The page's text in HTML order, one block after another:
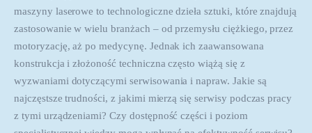
maszyny laserowe to technologiczne dzieła sztuki, które znajdują
zastosowanie w wielu branżach – od przemysłu ciężkiego, przez
motoryzację, aż po medycynę. Jednak ich zaawansowana
konstrukcja i złożoność techniczna często wiążą się z
wyzwaniami dotyczącymi serwisowania i napraw. Jakie są
najczęstsze trudności, z jakimi mierzą się serwisy podczas pracy
z tymi urządzeniami? Czy dostępność części i poziom